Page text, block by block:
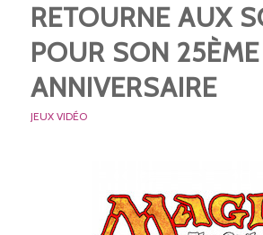
RETOURNE AUX
POUR SON 25ÈME
ANNIVERSAIRE
JEUX VIDÉO